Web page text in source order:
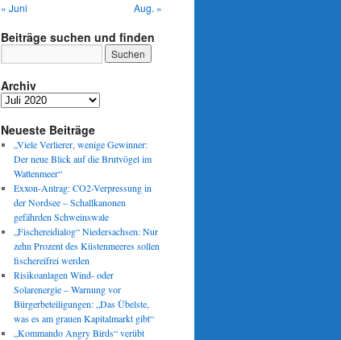
« Juni
Aug. »
Beiträge suchen und finden
Archiv
Archiv
Neueste Beiträge
„Viele Verlierer, wenige Gewinner:
Der neue Blick auf die Brutvögel im
Wattenmeer“
Exxon-Antrag: CO2-Verpressung in
der Nordsee – Schallkanonen
gefährden Schweinswale
„Fischereidialog“ Niedersachsen: Nur
zehn Prozent des Küstenmeeres sollen
fischereifrei werden
Risikoanlagen Wind- oder
Solarenergie – Warnung vor
Bürgerbeteiligungen: „Das Übelste,
was es am grauen Kapitalmarkt gibt“
„Kommando Angry Birds“ verübt